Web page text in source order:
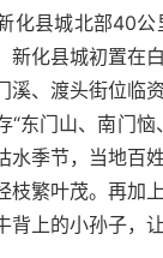
化县城北部40
新化县城初置在
溪、渡头街位临
“东门山、南门
水季节，当地百
枝繁叶茂。再加
上的小孙子，让